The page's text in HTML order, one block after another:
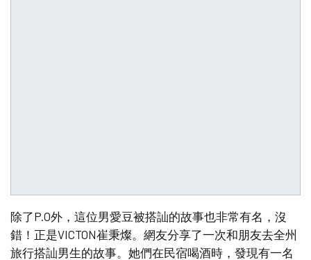
除了P.O外，這位男愛豆被搭訕的故事也非常有名，沒
錯！正是VICTON崔秉燦。網友分享了一次和朋友去全州
旅行搭訕男生的故事。她們在民宿喝酒時，發現有一名